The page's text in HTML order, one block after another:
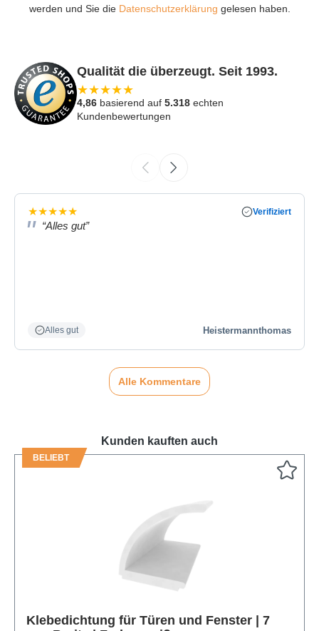
werden und Sie dieDatenschutzerklärung gelesen haben.
Qualität die überzeugt. Seit 1993.
★★★★★
4,86 basierend auf 5.318 echten
Kundenbewertungen
★★★★★ Verifiziert
“Alles gut”
Alles gut Heistermannthomas
Alle Kommentare
Kunden kauften auch
BELIEBT
Klebedichtung für Türen und Fenster | 7